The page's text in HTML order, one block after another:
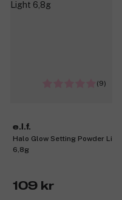
(9)
e.l.f.
Halo Glow Setting Powder
6,8g
109 kr